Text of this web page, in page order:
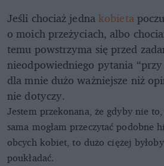
Jeśli chociaż jednakobieta
o moich przeżyciach, albo
temu powstrzyma się przed
nieodpowiedniego pytania
dla mnie dużo ważniejsze niż
nie dotyczy.
Jestem przekonana, że gdyby nie
sama mogłam przeczytać podobne
obcych kobiet, to dużo ciężej
poukładać.